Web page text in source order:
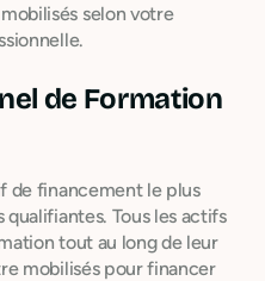
selon votre
de Formation
de financement le plus
Tous les actifs
tout au long de leur
mobilisés pour financer